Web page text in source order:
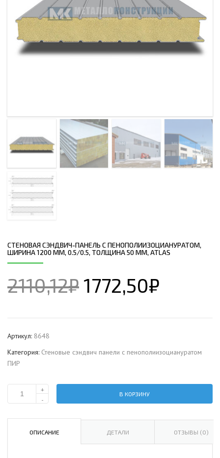
СТЕНОВАЯ СЭНДВИЧ-ПАНЕЛЬ С ПЕНОПОЛИИЗОЦИАНУРАТОМ,
ШИРИНА 1200 ММ, 0.5/0.5, ТОЛЩИНА 50 ММ, ATLAS
2110,12₽ 1772,50₽
Артикул: 8648
Категория: Стеновые сэндвич панели с пенополиизоциануратом
ПИР
Количество
сэндвич-
+
-
В КОРЗИНУ
ОПИСАНИЕ ДЕТАЛИ ОТЗЫВЫ (0)